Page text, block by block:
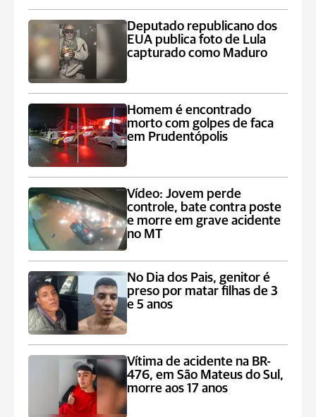
Deputado republicano dos
EUA publica foto de Lula
capturado como Maduro
Homem é encontrado
morto com golpes de faca
em Prudentópolis
Vídeo: Jovem perde
controle, bate contra poste
e morre em grave acidente
no MT
No Dia dos Pais, genitor é
preso por matar filhas de 3
e 5 anos
Vítima de acidente na BR-
476, em São Mateus do Sul,
morre aos 17 anos